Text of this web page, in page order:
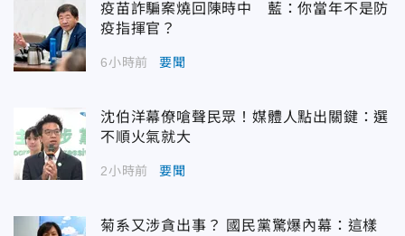
疫苗詐騙案燒回陳時中 藍：你當年不是防
疫指揮官？
6小時前 要聞
沈伯洋幕僚嗆聲民眾！媒體人點出關鍵：選
不順火氣就大
2小時前 要聞
菊系又涉貪出事？ 國民黨驚爆內幕：這樣